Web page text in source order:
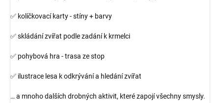
✅ kolíčkovací karty - stíny + barvy
✅ skládání zvířat podle zadání k krmelci
✅ pohybová hra - trasa ze stop
✅ ilustrace lesa k odkrývání a hledání zvířat
… a mnoho dalších drobných aktivit, které zapojí všechny smysly.